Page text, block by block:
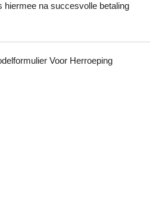
hiermee na succesvolle betaling
Voor Herroeping